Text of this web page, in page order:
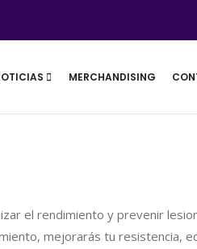
MERCHANDISING
el rendimiento y prevenir
mejorarás tu resistencia,